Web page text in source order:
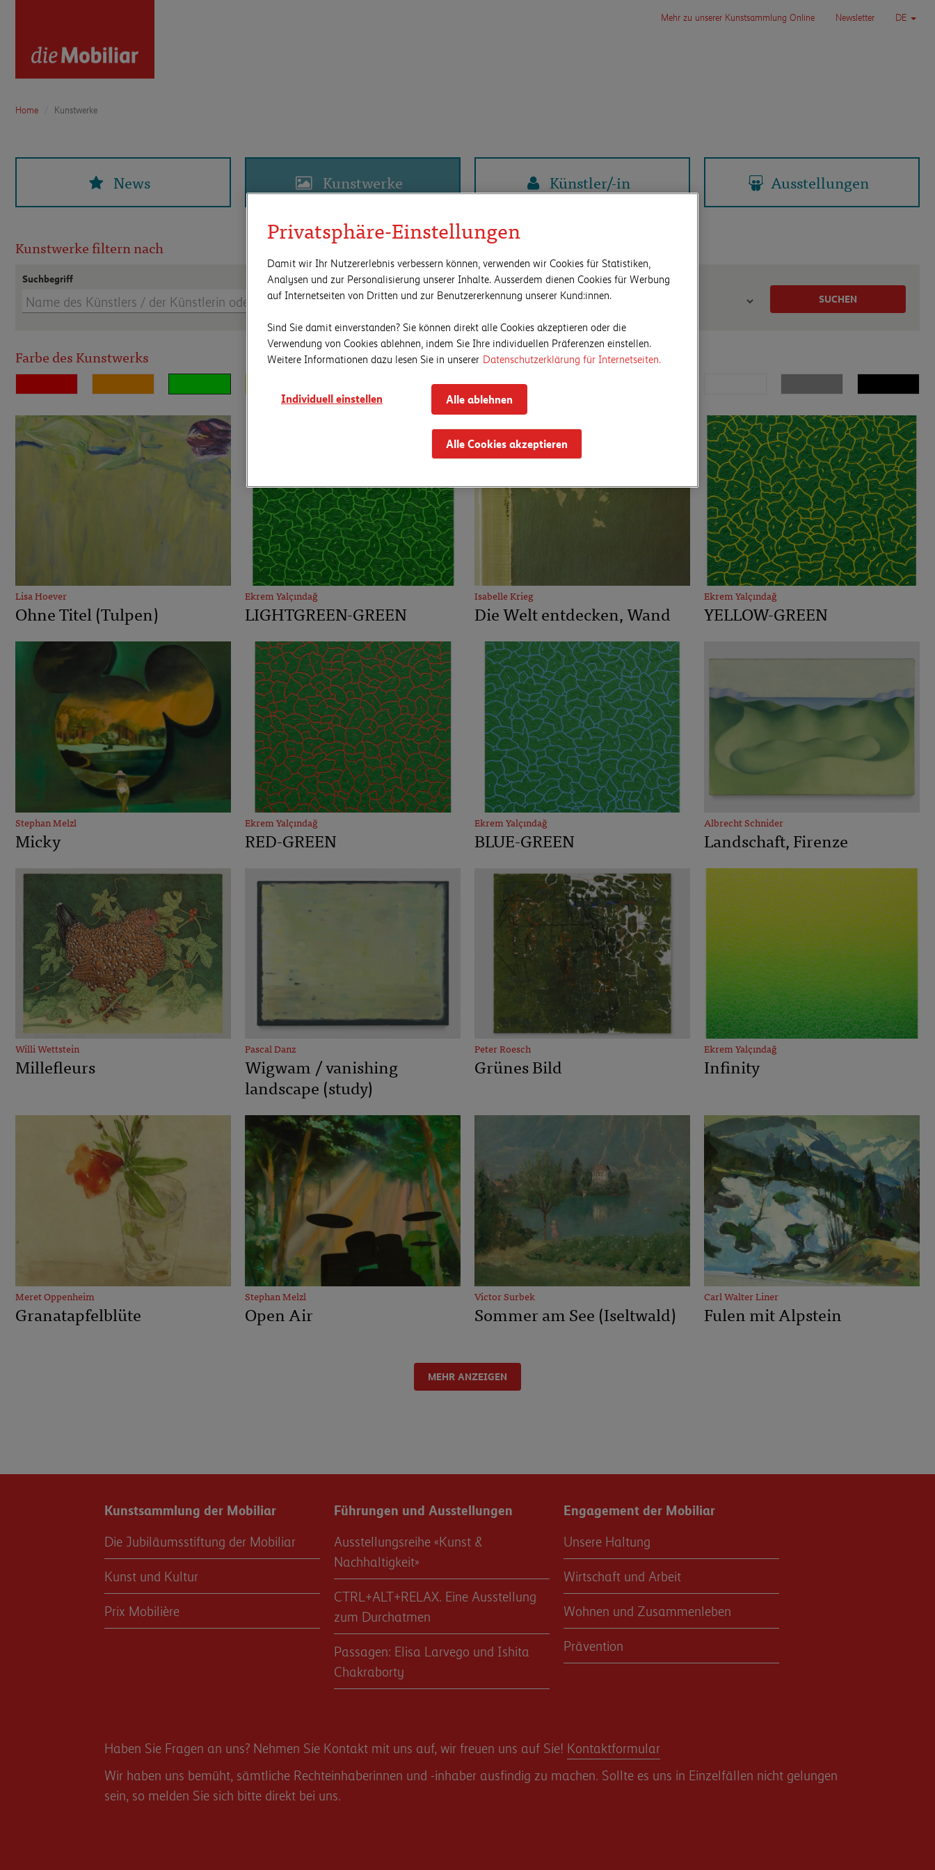
Mehr zu unserer Kunstsammlung Online Newsletter DE
Home Kunstwerke
News Kunstwerke Künstler/-in Ausstellungen
Kunstwerke filtern nach
Suchbegriff Jahr von Jahr bis
Gattung
SUCHEN
Farbe des Kunstwerks
Lisa Hoever
Ohne Titel (Tulpen)
Ekrem Yalçındağ
LIGHTGREEN-GREEN
Isabelle Krieg
Die Welt entdecken, Wand
Ekrem Yalçındağ
YELLOW-GREEN
Stephan Melzl
Micky
Ekrem Yalçındağ
RED-GREEN
Ekrem Yalçındağ
BLUE-GREEN
Albrecht Schnider
Landschaft, Firenze
Willi Wettstein
Millefleurs
Pascal Danz
Wigwam / vanishing
landscape (study)
Peter Roesch
Grünes Bild
Ekrem Yalçındağ
Infinity
Meret Oppenheim
Granatapfelblüte
Stephan Melzl
Open Air
Victor Surbek
Sommer am See (Iseltwald)
Carl Walter Liner
Fulen mit Alpstein
MEHR ANZEIGEN
Kunstsammlung der Mobiliar
Die Jubiläumsstiftung der Mobiliar
Kunst und Kultur
Prix Mobilière
Führungen und Ausstellungen
Ausstellungsreihe «Kunst &
Nachhaltigkeit»
CTRL+ALT+RELAX. Eine Ausstellung
zum Durchatmen
Passagen: Elisa Larvego und Ishita
Chakraborty
Engagement der Mobiliar
Unsere Haltung
Wirtschaft und Arbeit
Wohnen und Zusammenleben
Prävention
Haben Sie Fragen an uns? Nehmen Sie Kontakt mit uns auf, wir freuen uns auf Sie! Kontaktformular
Wir haben uns bemüht, sämtliche Rechteinhaberinnen und -inhaber ausfindig zu machen. Sollte es uns in Einzelfällen nicht gelungen
sein, so melden Sie sich bitte direkt bei uns.
Privatsphäre-Einstellungen
Damit wir Ihr Nutzererlebnis verbessern können, verwenden wir Cookies für Statistiken,
Analysen und zur Personalisierung unserer Inhalte. Ausserdem dienen Cookies für Werbung
auf Internetseiten von Dritten und zur Benutzererkennung unserer Kund:innen.
Sind Sie damit einverstanden? Sie können direkt alle Cookies akzeptieren oder die
Verwendung von Cookies ablehnen, indem Sie Ihre individuellen Präferenzen einstellen.
Weitere Informationen dazu lesen Sie in unserer Datenschutzerklärung für Internetseiten.
Individuell einstellen Alle ablehnen
Alle Cookies akzeptieren